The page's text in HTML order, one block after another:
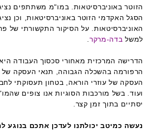
הזוטר באוניברסיטאות. במו"מ משתתפים
הסגל האקדמי הזוטר באוניברסיטאות, וכן
האוניברסיטאות. על הסיקור התקשורתי של
למשל בדה-מרקר
הדרישה המרכזית מאחורי סכסוך העבודה היא
הרפורמה בהשכלה הגבוהה, תנאי העסקה של
העסקה של עוזרי הוראה, בטחון תעסוקתי
ועוד. בשל מורכבות הסוגיות אנו צופים
יסתיים בתוך זמן קצר.
נעשה כמיטב יכולתנו לעדכן אתכם בנוגע